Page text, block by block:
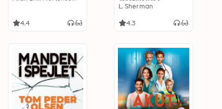
4.4
L. Sherman
4.3